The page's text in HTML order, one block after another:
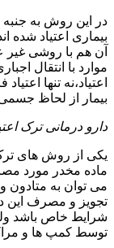
در این روش به
بیماری اعتیاد
آن هم با روشی
موارد با انتقال
اعتیاد،نه تنها
بیمار از لحاظ
دارو درمانی ترک
یکی از روش های ترک
ماده مخدر مورد
می توان به متادون
تجویز و مصرف این
شرایط خاص باشد
توسط کمپ ها و